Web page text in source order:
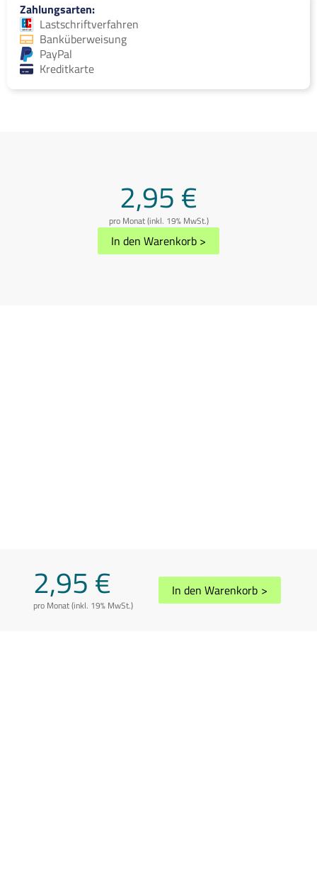
Zahlungsarten
Lastschriftverfahren
Banküberweisung
PayPal
Kreditkarte
2,95 €
pro Monat (inkl. 19% MwSt.)
In den Warenkorb >
2,95 €
pro Monat (inkl. 19% MwSt.)
In den Warenkorb >